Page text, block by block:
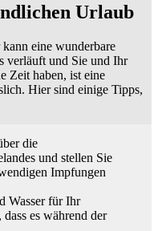
Urlaub
eine wunderbare
verläuft und Sie und Ihr
Zeit haben, ist eine
Hier sind einige Tipps,
die
und stellen Sie
Impfungen
Wasser für Ihr
es während der